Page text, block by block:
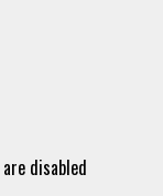
disabled